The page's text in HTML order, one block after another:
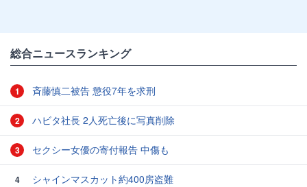
総合ニュースランキング
1 斉藤慎二被告 懲役7年を求刑
2 ハビタ社長 2人死亡後に写真削除
3 セクシー女優の寄付報告 中傷も
4 シャインマスカット約400房盗難